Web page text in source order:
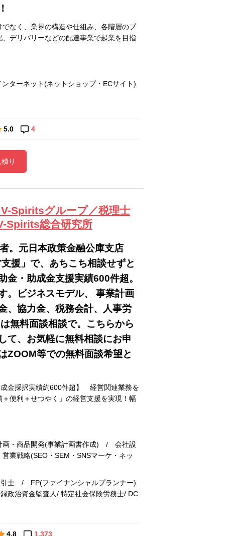
なく、業界の構造や仕組み、各階層のプ
デリバリーなどの配達事業で起業を目指
ターネット(ネットショップ・ECサイト)
5.0 4
り
Spiritsグループ／税理士
Spirits総合研究所
。元日本政策金融公庫支店
援」で、あちこち相談せずと
・助成金支援実績600件超。
。ビジネスモデル、 事業計画
、協力金、税務会計、人事労
無料面談相談で。こちらから
て、お気軽に無料相談にお申
ZOOM等での無料面談希望と
金採択実績約600件超】 経営関連業務を
便利＋せつやく」の経営支援を実現！幅
・商品開発(事業計画書作成) / 会社設
業戦略(SEO・SEM・SNSマーケ・ネッ
/ FP(ファイナンシャルプランナー)
治資金監査人/ 特定社会保険労務士/ DC
4.8 1,373